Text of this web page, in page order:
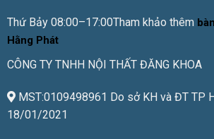
Thứ Bảy 08:00–17:00Tham khảo thêm
Hằng Phát
CÔNG TY TNHH NỘI THẤT ĐĂNG KHOA
MST:0109498961 Do sở KH và ĐT TP
18/01/2021